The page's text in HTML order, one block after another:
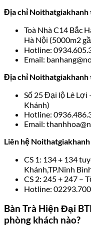
Địa chỉ Noithatgiakhanh
Toà Nhà C14 Bắc
Hà Nội (5000m2
Hotline:
Email:
Địa chỉ Noithatgiakhanh
Số 25 Đại lộ Lê Lợi
Khánh)
Hotline:
Email:
Liên hệ
CS 1: 134 + 134
Khánh,TP.Ninh
CS 2: 245 + 247 –
Hotline:
Bàn Trà Hiện Đại
phòng khách nào?